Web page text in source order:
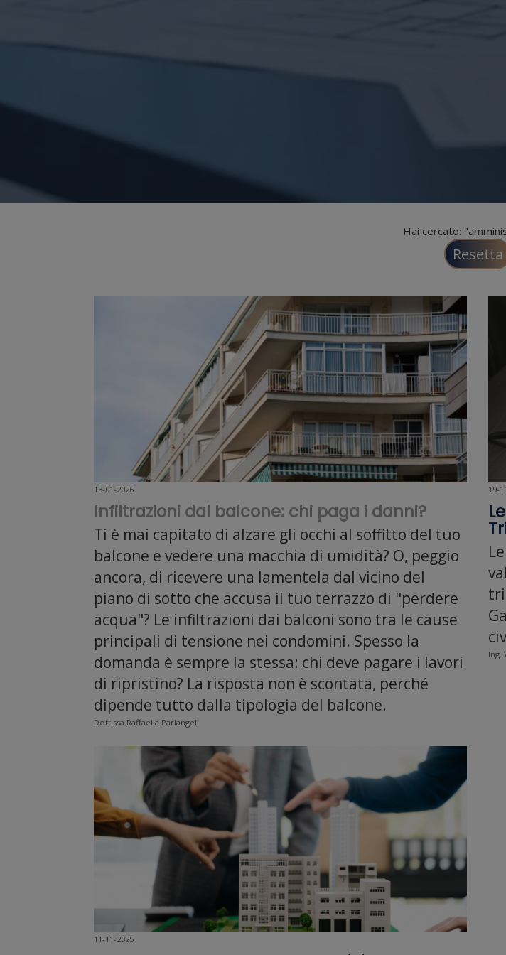
Hai cercato:
Resetta
13-01-2026
Infiltrazioni dal balcone: chi paga i danni?
Ti è mai capitato di alzare gli occhi al soffitto del tuo
balcone e vedere una macchia di umidità? O, peggio
ancora, di ricevere una lamentela dal vicino del
piano di sotto che accusa il tuo terrazzo di "perdere
acqua"? Le infiltrazioni dai balconi sono tra le cause
principali di tensione nei condomini. Spesso la
domanda è sempre la stessa: chi deve pagare i lavori
di ripristino? La risposta non è scontata, perché
dipende tutto dalla tipologia del balcone.
Dott.ssa Raffaella Parlangeli
19-
Ing.
11-11-2025